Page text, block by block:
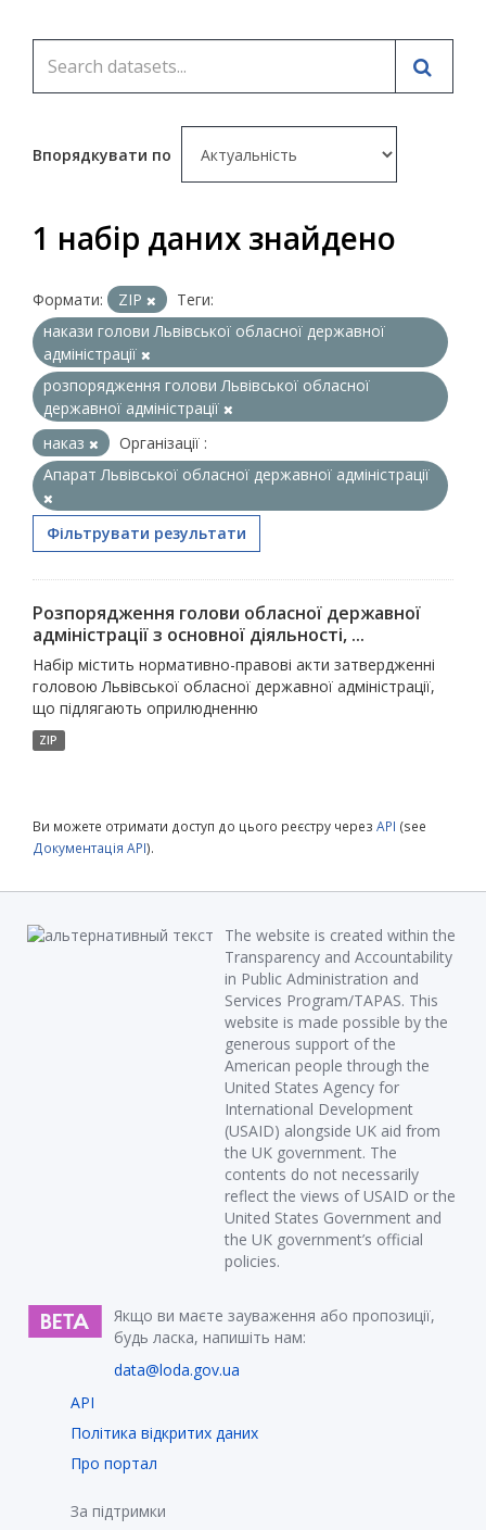
Впорядкувати по
1 набір даних знайдено
Формати: ZIP
Теги:
накази голови Львівської обласної державної
адміністрації
розпорядження голови Львівської обласної
державної адміністрації
наказ
Організації :
Апарат Львівської обласної державної адміністрації
Фільтрувати результати
Розпорядження голови обласної державної
адміністрації з основної діяльності, ...
Набір містить нормативно-правові акти затвердженні
головою Львівської обласної державної адміністрації,
що підлягають оприлюдненню
ZIP
Ви можете отримати доступ до цього реєстру через API (see
Документація API).
The website is created within the
Transparency and Accountability
in Public Administration and
Services Program/TAPAS. This
website is made possible by the
generous support of the
American people through the
United States Agency for
International Development
(USAID) alongside UK aid from
the UK government. The
contents do not necessarily
reflect the views of USAID or the
United States Government and
the UK government’s official
policies.
Якщо ви маєте зауваження або пропозиції,
будь ласка, напишіть нам:
data@loda.gov.ua
API
Політика відкритих даних
Про портал
За підтримки